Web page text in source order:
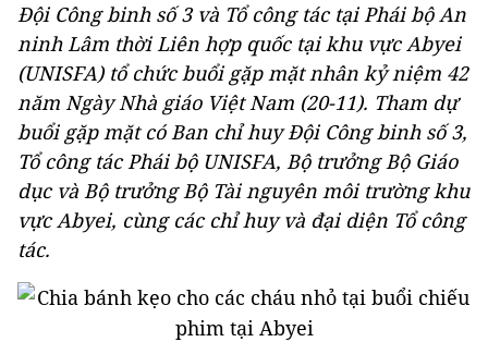
Đội Công binh số 3 và Tổ công tác tại Phái bộ An
ninh Lâm thời Liên hợp quốc tại khu vực Abyei
(UNISFA) tổ chức buổi gặp mặt nhân kỷ niệm 42
năm Ngày Nhà giáo Việt Nam (20-11). Tham dự
buổi gặp mặt có Ban chỉ huy Đội Công binh số 3,
Tổ công tác Phái bộ UNISFA, Bộ trưởng Bộ Giáo
dục và Bộ trưởng Bộ Tài nguyên môi trường khu
vực Abyei, cùng các chỉ huy và đại diện Tổ công
tác.